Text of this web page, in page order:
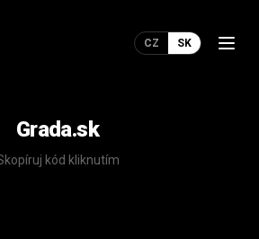
CZ SK
Grada.sk
kód kliknutím